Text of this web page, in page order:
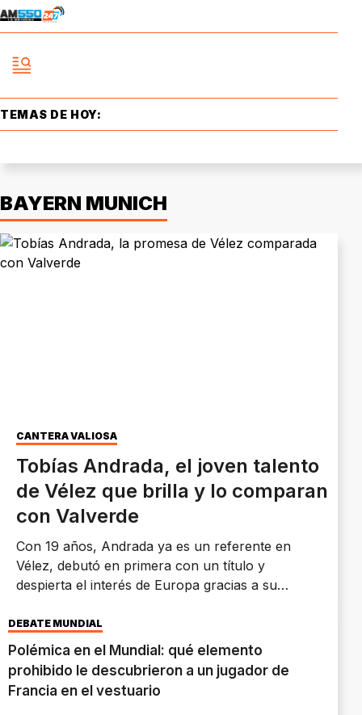
TEMAS DE HOY:
BAYERN MUNICH
CANTERA VALIOSA
Tobías Andrada, el joven talento
de Vélez que brilla y lo comparan
con Valverde
Con 19 años, Andrada ya es un referente en
Vélez, debutó en primera con un título y
despierta el interés de Europa gracias a su
DEBATE MUNDIAL
Polémica en el Mundial: qué elemento
prohibido le descubrieron a un jugador de
Francia en el vestuario